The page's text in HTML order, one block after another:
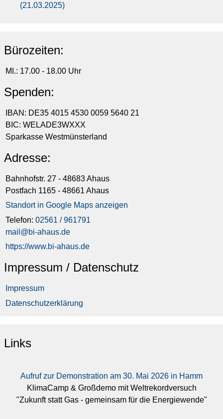
(21.03.2025)
Bürozeiten:
MI.: 17.00 - 18.00 Uhr
Spenden:
IBAN: DE35 4015 4530 0059 5640 21
BIC: WELADE3WXXX
Sparkasse Westmünsterland
Adresse:
Bahnhofstr. 27 - 48683 Ahaus
Postfach 1165 - 48661 Ahaus
Standort in Google Maps anzeigen
Telefon:02561 / 961791
mail@bi-ahaus.de
https://www.bi-ahaus.de
Impressum / Datenschutz
Impressum
Datenschutzerklärung
Links
Aufruf zur Demonstration am 30. Mai 2026 in Hamm
KlimaCamp & Großdemo mit Weltrekordversuch
"Zukunft statt Gas - gemeinsam für die Energiewende"